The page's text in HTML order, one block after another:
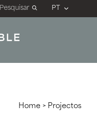
Pesquisar
Home > Projectos